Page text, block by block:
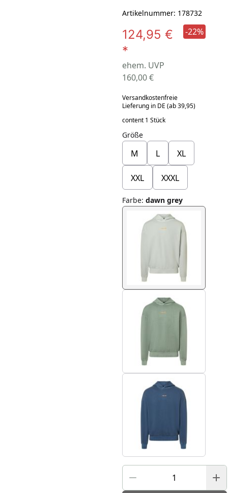
Artikelnummer: 178732
124,95 €
*
ehem. UVP
160,00 €
-22%
Versandkostenfreie
Lieferung in DE (ab 39,95)
content 1 Stück
Größe
M L XL
XXL XXXL
Farbe: dawn grey